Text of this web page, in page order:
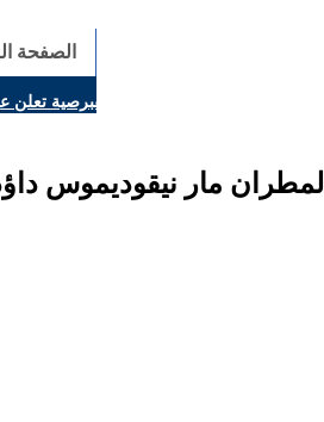
الصفحة
وزارة الخارجية القبرصية
المطران مار نيقوديموس